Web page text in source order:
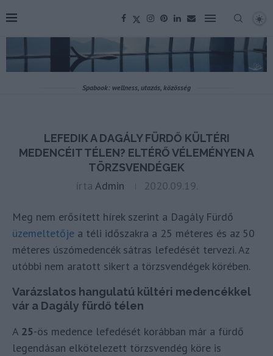
Spabook: wellness, utazás, közösség
LEFEDIK A DAGÁLY FÜRDŐ KÜLTÉRI
MEDENCÉIT TÉLEN? ELTÉRŐ VÉLEMÉNYEN A
TÖRZSVENDÉGEK
írta Admin 2020.09.19.
Meg nem erősített hírek szerint a Dagály Fürdő
üzemeltetője a téli időszakra a 25 méteres és az 50
méteres úszómedencék sátras lefedését tervezi. Az
utóbbi nem aratott sikert a törzsvendégek körében.
Varázslatos hangulatú kültéri medencékkel
vár a Dagály fürdő télen
A 25-ös medence lefedését korábban már a fürdő
legendásan elkötelezett törzsvendég köre is